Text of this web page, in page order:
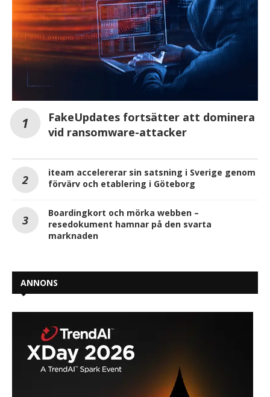
FakeUpdates fortsätter att dominera
vid ransomware-attacker
iteam accelererar sin satsning i Sverige genom
förvärv och etablering i Göteborg
Boardingkort och mörka webben –
resedokument hamnar på den svarta
marknaden
ANNONS